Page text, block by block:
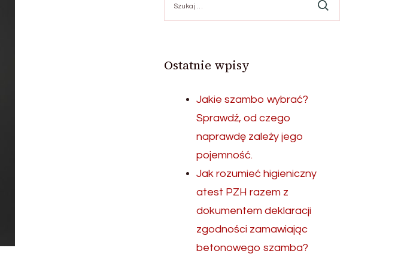
Ostatnie wpisy
Jakie szambo wybrać?
Sprawdź, od czego
naprawdę zależy jego
pojemność.
Jak rozumieć higieniczny
atest PZH razem z
dokumentem deklaracji
zgodności zamawiając
betonowego szamba?